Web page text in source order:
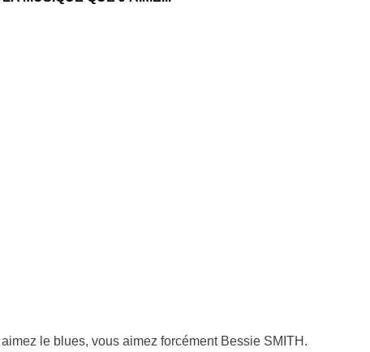
le blues, vous aimez forcément Bessie SMITH.